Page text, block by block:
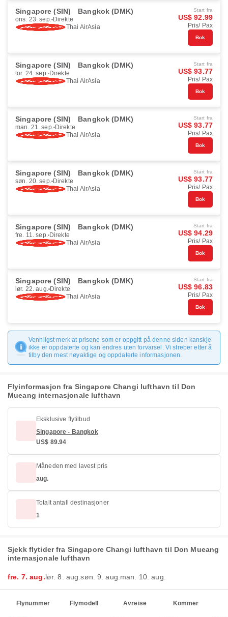
Singapore (SIN) Bangkok (DMK)
ons. 23. sep. Direkte
Thai AirAsia
Start fra
US$ 92.99
Pris/ Pax
Bok
Singapore (SIN) Bangkok (DMK)
tor. 24. sep. Direkte
Thai AirAsia
Start fra
US$ 93.77
Pris/ Pax
Bok
Singapore (SIN) Bangkok (DMK)
man. 21. sep. Direkte
Thai AirAsia
Start fra
US$ 93.77
Pris/ Pax
Bok
Singapore (SIN) Bangkok (DMK)
søn. 20. sep. Direkte
Thai AirAsia
Start fra
US$ 93.77
Pris/ Pax
Bok
Singapore (SIN) Bangkok (DMK)
fre. 11. sep. Direkte
Thai AirAsia
Start fra
US$ 94.29
Pris/ Pax
Bok
Singapore (SIN) Bangkok (DMK)
lør. 22. aug. Direkte
Thai AirAsia
Start fra
US$ 96.83
Pris/ Pax
Bok
Vennligst merk at prisene som er oppgitt på denne siden kanskje
ikke er oppdaterte og kan endres uten forvarsel. Vi streber etter å
tilby den mest nøyaktige og oppdaterte informasjonen.
Flyinformasjon fra Singapore Changi lufthavn til Don
Mueang internasjonale lufthavn
Eksklusive flytilbud
Singapore - Bangkok
US$ 89.94
Måneden med lavest pris
aug.
Totalt antall destinasjoner
1
Sjekk flytider fra Singapore Changi lufthavn til Don Mueang
internasjonale lufthavn
fre. 7. aug.lør. 8. aug.søn. 9. aug. man. 10. aug.
Flynummer Flymodell Avreise Kommer